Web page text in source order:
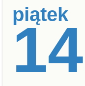
piątek
14